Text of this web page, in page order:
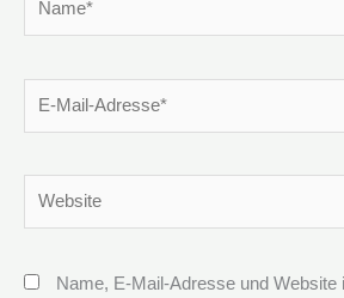
Mail-
Name, E-Mail-Adresse und Website